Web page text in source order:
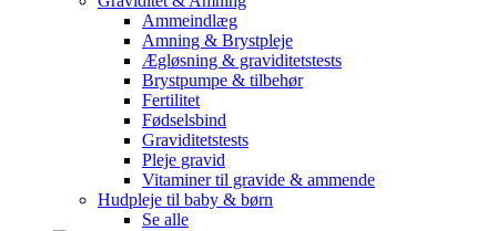
Ammeindlæg
Amning & Brystpleje
Ægløsning & graviditetstests
Brystpumpe & tilbehør
Fertilitet
Fødselsbind
Graviditetstests
Pleje gravid
Vitaminer til gravide & ammende
Hudpleje til baby & børn
Se alle